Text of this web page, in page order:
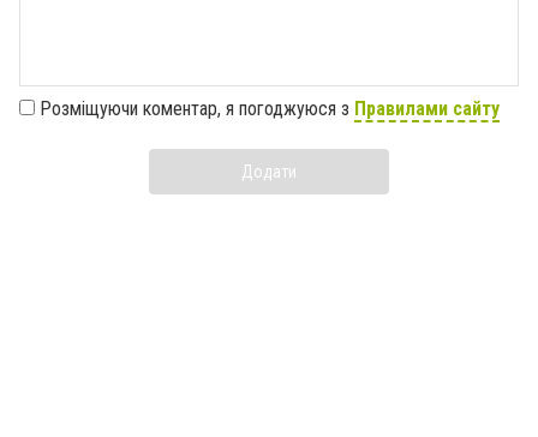
Розміщуючи коментар, я погоджуюся з Правилами сайту
Додати